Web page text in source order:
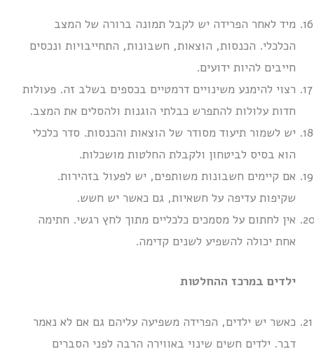
מיד לאחר הפרידה יש לקבל תמונה ברורה של המצב
הכלכלי. הכנסות, הוצאות, חשבונות, התחייבויות ונכסים
חייבים להיות ידועים.
רצוי להימנע משינויים דרמטיים בכספים בשלב זה. פעולות
חדות עלולות להתפרש כבלתי הוגנות ולהסלים את המצב.
יש לשמור תיעוד מסודר של הוצאות והכנסות. סדר כלכלי
הוא בסיס לביטחון ולקבלת החלטות מושכלות.
אם קיימים חשבונות משותפים, יש לפעול בזהירות.
שקיפות עדיפה על חשאיות, גם כאשר יש חשש.
אין לחתום על מסמכים כלכליים מתוך לחץ רגשי. חתימה
אחת יכולה להשפיע לשנים קדימה.
ילדים במרכז ההחלטות
כאשר יש ילדים, הפרידה משפיעה עליהם גם אם לא נאמר
דבר. ילדים חשים שינוי באווירה הרבה לפני הסברים